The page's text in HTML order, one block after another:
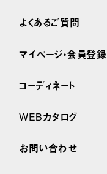
よくあるご質問
マイページ・会員登録
コーディネート
WEBカタログ
お問い合わせ